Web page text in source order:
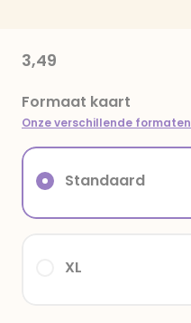
3,49
Formaat kaart
Onze verschillende formaten
XL
Standaard